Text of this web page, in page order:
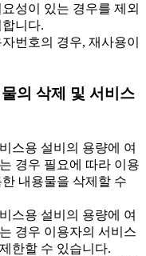
성이 있는 경우를 제외
니다.
번호의 경우, 재사용이
의 삭제 및 서비스
스용 설비의 용량에 여
경우 필요에 따라 이용
내용물을 삭제할 수
스용 설비의 용량에 여
경우 이용자의 서비스
한할 수 있습니다.